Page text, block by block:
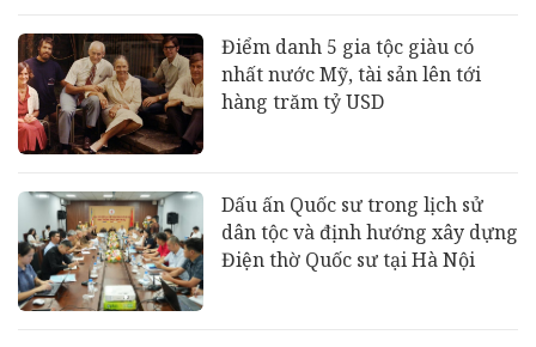
Điểm danh 5 gia tộc giàu có
nhất nước Mỹ, tài sản lên tới
hàng trăm tỷ USD
Dấu ấn Quốc sư trong lịch sử
dân tộc và định hướng xây dựng
Điện thờ Quốc sư tại Hà Nội